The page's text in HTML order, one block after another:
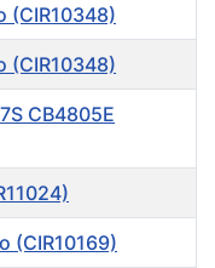
(CIR10348)
(CIR10348)
CB4805E
(CIR10169)